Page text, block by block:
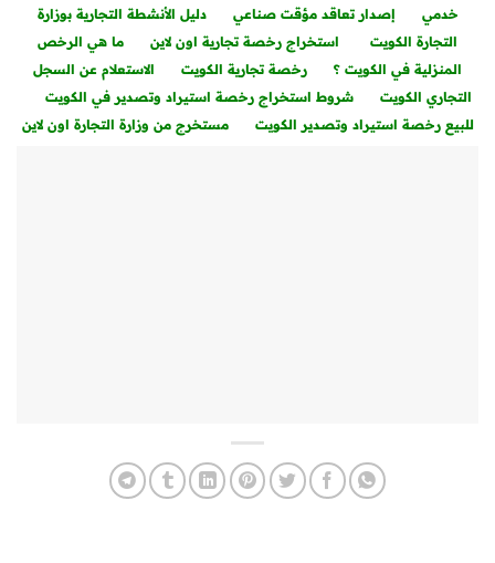
خدمي
إصدار تعاقد مؤقت صناعي
دليل الأنشطة التجارية بوزارة
التجارة الكويت
استخراج رخصة تجارية اون لاين
ما هي الرخص
المنزلية في الكويت ؟
رخصة تجارية الكويت
الاستعلام عن السجل
التجاري الكويت
شروط استخراج رخصة استيراد وتصدير في الكويت
للبيع رخصة استيراد وتصدير الكويت
مستخرج من وزارة التجارة اون لاين